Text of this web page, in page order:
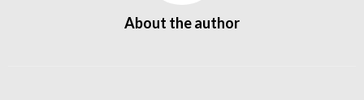
About the author